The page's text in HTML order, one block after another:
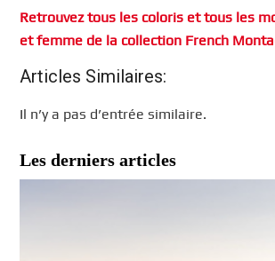
Retrouvez tous les coloris et tous les
et femme de la collection French
Articles Similaires:
Il n’y a pas d’entrée similaire.
Les derniers articles